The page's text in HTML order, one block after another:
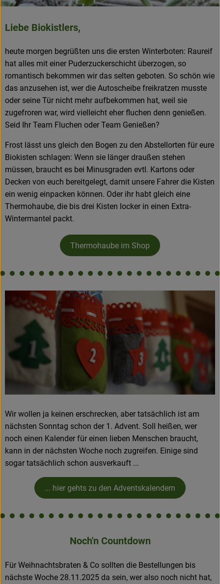
Frisches
Angebote & Neues
Naturwaren
Vorratskammer
Getränke
So geht’s
Über Grünland
Service
Blog
Liebe Biokistlers,
heute morgen begrüßten uns die ersten Winterboten: Raureif
hat alles mit einer Puderzuckerschicht überzogen, so
romantisch bekommen wir das selten geboten. So schön wie
das anzusehen ist, wer die Autoscheibe freikratzen musste
oder seine Tür nicht mehr aufbekommen hat, weil sie
zugefroren war, wird vielleicht eher fluchen denn genießen.
Seid Ihr Team Fluchen oder Team Genießen?
Frost lässt uns gleich den Bogen zu den Abstellorten für eure
Biokisten schlagen: Wenn sie länger draußen stehen
müssen, braucht es bei Minusgraden evtl. Kartons oder
Decken von euch bereitgelegt, damit unsere Fahrer die Kisten
ein wenig einpacken können. Oder ihr habt gleich eine
Thermohaube, die bis drei Kisten locker in einen Extra-
Wintermantel packt.
Thermohaube im Shop
Wir wollen ja keinen erschrecken, aber tatsächlich ist am
nächsten Sonntag schon der 1. Advent. Soll heißen, wer
noch einen Kalender für einen lieben Menschen braucht,
kann in der nächsten Woche noch zugreifen. Einige sind
sogar tatsächlich schon ausverkauft ...
... hier gehts zu den Adventskalendern
Noch'n Countdown
Für Weihnachtsbraten & Co sollten die Bestellungen bis
nächste Woche 28.11.2025 da sein, wer also noch nicht hat,